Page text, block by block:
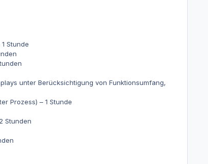
1 Stunde
unter Berücksichtigung von Funktionsumfang,
Prozess) – 1 Stunde
2 Stunden